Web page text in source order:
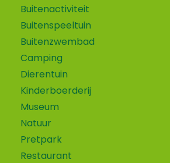
Buitenactiviteit
Buitenspeeltuin
Buitenzwembad
Camping
Dierentuin
Kinderboerderij
Museum
Natuur
Pretpark
Restaurant